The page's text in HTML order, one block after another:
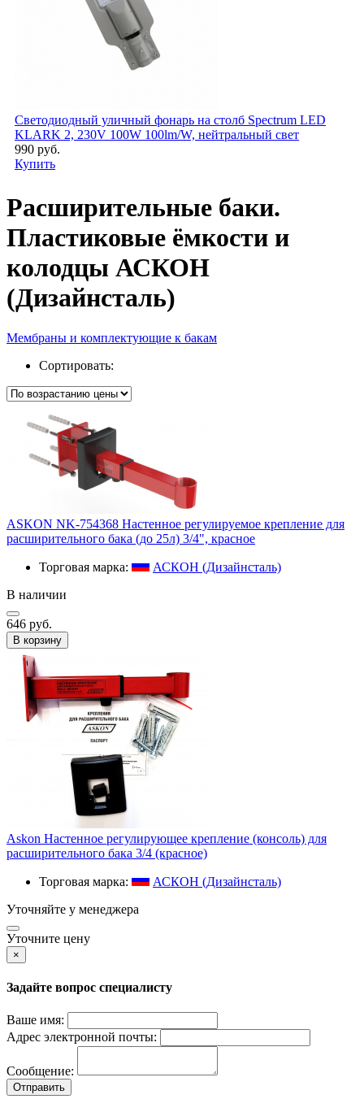
Светодиодный уличный фонарь на столб Spectrum LED
KLARK 2, 230V 100W 100lm/W, нейтральный свет
990 руб.
Купить
Расширительные баки.
Пластиковые ёмкости и
колодцы АСКОН
(Дизайнсталь)
Мембраны и комплектующие к бакам
Сортировать:
ASKON NK-754368 Настенное регулируемое крепление для
расширительного бака (до 25л) 3/4", красное
Торговая марка:
АСКОН (Дизайнсталь)
В наличии
646 руб.
В корзину
Askon Настенное регулирующее крепление (консоль) для
расширительного бака 3/4 (красное)
Торговая марка:
АСКОН (Дизайнсталь)
Уточняйте у менеджера
Уточните цену
×
Задайте вопрос специалисту
Ваше имя:
Адрес электронной почты:
Сообщение:
Отправить